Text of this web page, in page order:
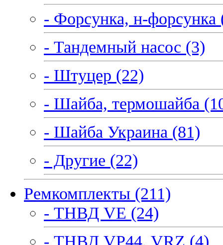
- Форсунка, н-форсунка
- Тандемный насос (3)
- Штуцер (22)
- Шайба, термошайба
- Шайба Украина (81)
- Другие (22)
Ремкомплекты (211)
- ТНВД VE (24)
- ТНВД VP44, VRZ (4)